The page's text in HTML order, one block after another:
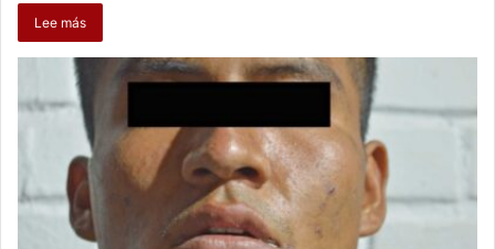
Lee más